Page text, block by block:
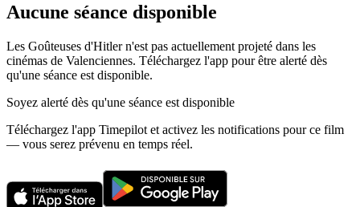
Aucune séance disponible
Les Goûteuses d'Hitler n'est pas actuellement projeté dans les
cinémas de Valenciennes. Téléchargez l'app pour être alerté dès
qu'une séance est disponible.
Soyez alerté dès qu'une séance est disponible
Téléchargez l'app Timepilot et activez les notifications pour ce film
— vous serez prévenu en temps réel.